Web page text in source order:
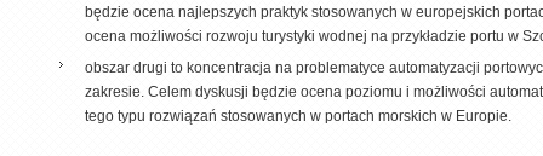
będzie ocena najlepszych praktyk stosowanych w europejskich
ocena możliwości rozwoju turystyki wodnej na przykładzie portu w
obszar drugi to koncentracja na problematyce automatyzacji
zakresie. Celem dyskusji będzie ocena poziomu i możliwości
tego typu rozwiązań stosowanych w portach morskich w Europie.